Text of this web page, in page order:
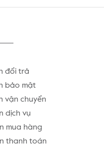
đổi trả
bảo mật
vận chuyển
dịch vụ
mua hàng
thanh toán